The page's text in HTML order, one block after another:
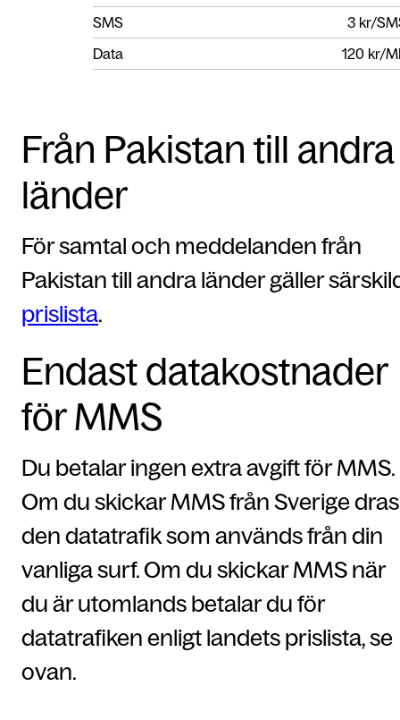
SMS
3 kr/
Data
120 kr/
Från Pakistan till andra
länder
För samtal och meddelanden från
Pakistan till andra länder gäller
prislista.
Endast datakostnader
för MMS
Du betalar ingen extra avgift för MMS.
Om du skickar MMS från Sverige dras
den datatrafik som används från din
vanliga surf. Om du skickar MMS när
du är utomlands betalar du för
datatrafiken enligt landets prislista, se
ovan.